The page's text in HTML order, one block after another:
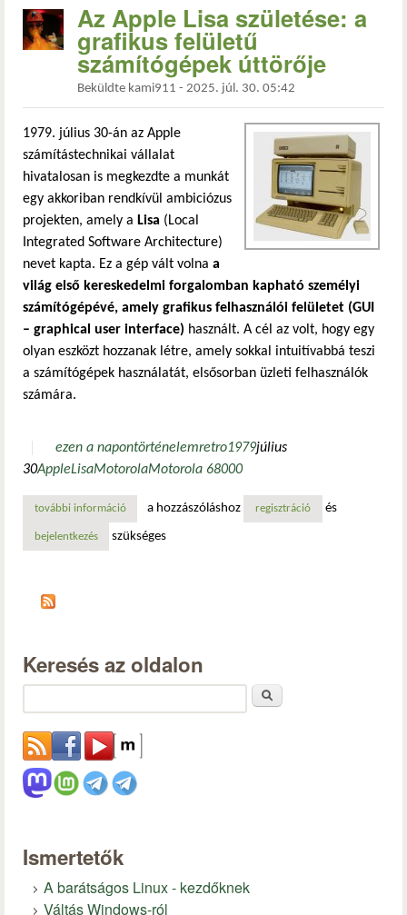
Az Apple Lisa születése: a
grafikus felületű
számítógépek úttörője
Beküldte kami911 - 2025. júl. 30. 05:42
1979. július 30-án az Apple
számítástechnikai vállalat
hivatalosan is megkezdte a munkát
egy akkoriban rendkívül ambiciózus
projekten, amely a Lisa (Local
Integrated Software Architecture)
nevet kapta. Ez a gép vált volna a
világ első kereskedelmi forgalomban kapható személyi
számítógépévé, amely grafikus felhasználói felületet (GUI
– graphical user interface) használt. A cél az volt, hogy egy
olyan eszközt hozzanak létre, amely sokkal intuitívabbá teszi
a számítógépek használatát, elsősorban üzleti felhasználók
számára.
ezen a napontörténelemretro1979július
30AppleLisaMotorolaMotorola 68000
további információaz apple lisa születése: a grafikus felületű számítógépek
a hozzászóláshoz regisztráció és
bejelentkezés szükséges
Keresés az oldalon
Ismertetők
A barátságos Linux - kezdőknek
Váltás Windows-ról